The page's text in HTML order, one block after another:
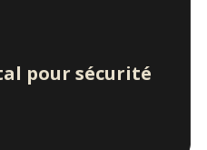
pour sécurité